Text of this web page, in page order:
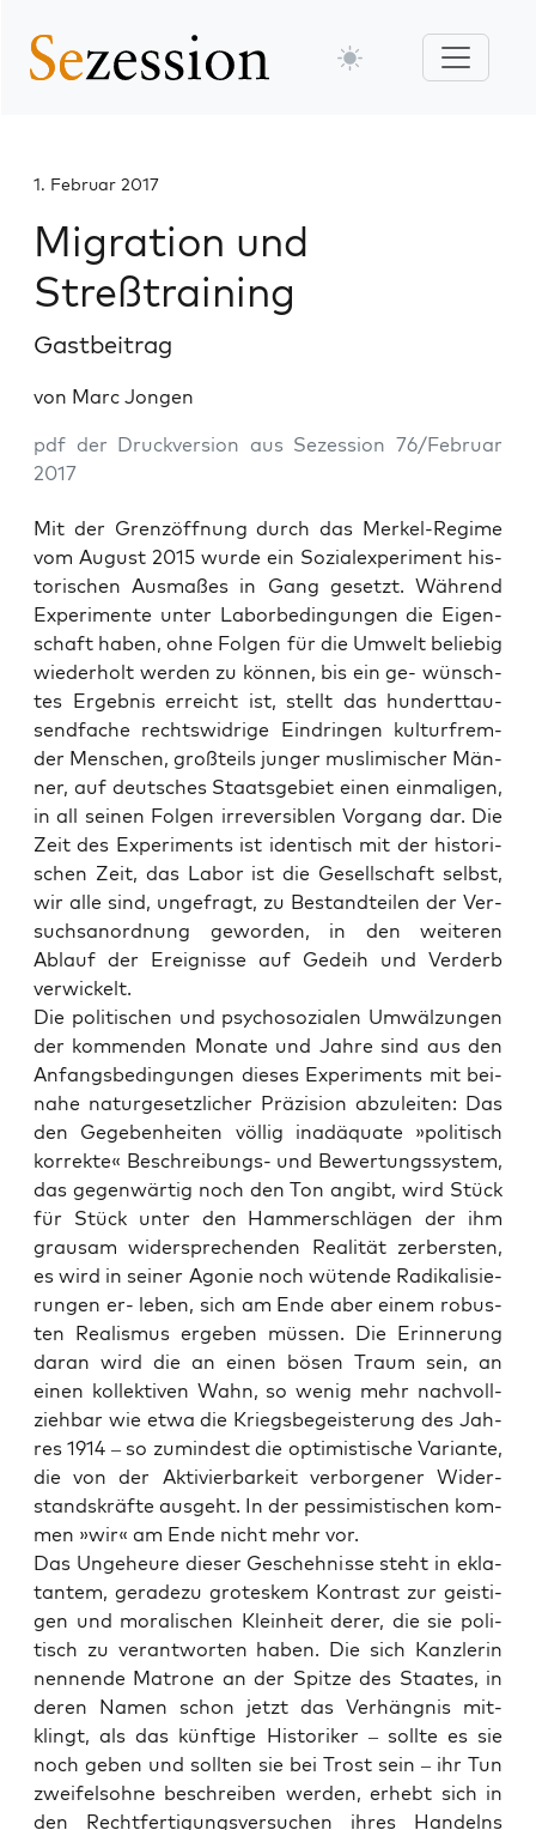
1. Februar 2017
Migration und
Streßtraining
Gastbeitrag
von Marc Jongen
pdf der Druckversion aus Sezession 76/Februar
2017
Mit der Grenz­öff­nung durch das Mer­kel-Regime
vom August 2015 wur­de ein Sozi­al­ex­pe­ri­ment his­
to­ri­schen Aus­ma­ßes in Gang gesetzt. Wäh­rend
Expe­ri­men­te unter Labor­be­din­gun­gen die Eigen­
schaft haben, ohne Fol­gen für die Umwelt belie­big
wie­der­holt wer­den zu kön­nen, bis ein ge- wünsch­
tes Ergeb­nis erreicht ist, stellt das hun­dert­tau­
send­fa­che rechts­wid­ri­ge Ein­drin­gen kul­tur­frem­
der Men­schen, groß­teils jun­ger mus­li­mi­scher Män­
ner, auf deut­sches Staats­ge­biet einen ein­ma­li­gen,
in all sei­nen Fol­gen irrever­si­blen Vor­gang dar. Die
Zeit des Expe­ri­ments ist iden­tisch mit der his­to­ri­
schen Zeit, das Labor ist die Gesell­schaft selbst,
wir alle sind, unge­fragt, zu Bestand­tei­len der Ver­
suchs­an­ord­nung gewor­den, in den wei­te­ren
Ablauf der Ereig­nis­se auf Gedeih und Ver­derb
verwickelt.
Die poli­ti­schen und psy­cho­so­zia­len Umwäl­zun­gen
der kom­men­den Mona­te und Jah­re sind aus den
Anfangs­be­din­gun­gen die­ses Expe­ri­ments mit bei­
na­he natur­ge­setz­li­cher Prä­zi­si­on abzu­lei­ten: Das
den Gege­ben­hei­ten völ­lig inad­äqua­te »poli­tisch
kor­rek­te« Beschrei­bungs- und Bewer­tungs­sys­tem,
das gegen­wär­tig noch den Ton angibt, wird Stück
für Stück unter den Ham­mer­schlä­gen der ihm
grau­sam wider­spre­chen­den Rea­li­tät zer­bers­ten,
es wird in sei­ner Ago­nie noch wüten­de Radi­ka­li­sie­
run­gen er- leben, sich am Ende aber einem robus­
ten Rea­lis­mus erge­ben müs­sen. Die Erin­ne­rung
dar­an wird die an einen bösen Traum sein, an
einen kol­lek­ti­ven Wahn, so wenig mehr nach­voll­
zieh­bar wie etwa die Kriegs­be­geis­te­rung des Jah­
res 1914 – so zumin­dest die opti­mis­ti­sche Vari­an­te,
die von der Akti­vier­bar­keit ver­bor­ge­ner Wider­
stands­kräf­te aus­geht. In der pes­si­mis­ti­schen kom­
men »wir« am Ende nicht mehr vor.
Das Unge­heu­re die­ser Gescheh­nis­se steht in ekla­
tan­tem, gera­de­zu gro­tes­kem Kon­trast zur geis­ti­
gen und mora­li­schen Klein­heit derer, die sie poli­
tisch zu ver­ant­wor­ten haben. Die sich Kanz­le­rin
nen­nen­de Matro­ne an der Spit­ze des Staa­tes, in
deren Namen schon jetzt das Ver­häng­nis mit-
klingt, als das künf­ti­ge His­to­ri­ker – soll­te es sie
noch geben und soll­ten sie bei Trost sein – ihr Tun
zwei­fels­oh­ne beschrei­ben wer­den, erhebt sich in
den Recht­fer­ti­gungs­ver­su­chen ihres Han­delns